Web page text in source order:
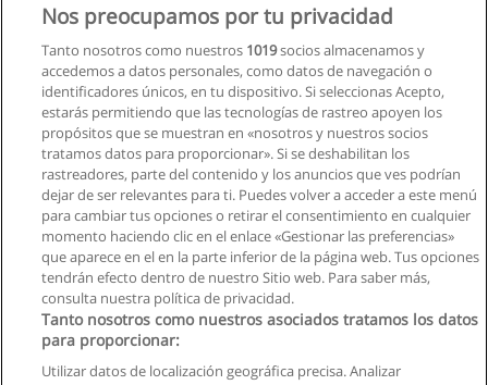
Nos preocupamos por tu privacidad
Tanto nosotros como nuestros 1019socios almacenamos y
accedemos a datos personales, como datos de navegación o
identificadores únicos, en tu dispositivo. Si seleccionas Acepto,
estarás permitiendo que las tecnologías de rastreo apoyen los
propósitos que se muestran en «nosotros y nuestros socios
tratamos datos para proporcionar». Si se deshabilitan los
rastreadores, parte del contenido y los anuncios que ves podrían
dejar de ser relevantes para ti. Puedes volver a acceder a este menú
para cambiar tus opciones o retirar el consentimiento en cualquier
momento haciendo clic en el enlace «Gestionar las preferencias»
que aparece en el en la parte inferior de la página web. Tus opciones
tendrán efecto dentro de nuestro Sitio web. Para saber más,
consulta nuestra política de privacidad.
Tanto nosotros como nuestros asociados tratamos los datos
para proporcionar:
Utilizar datos de localización geográfica precisa. Analizar